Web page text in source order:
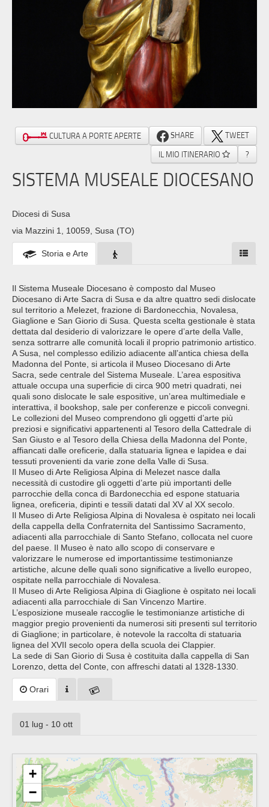
CULTURA A PORTE APERTE SHARE
TWEET
IL MIO ITINERARIO
?
SISTEMA MUSEALE DIOCESANO
Diocesi di Susa
via Mazzini 1, 10059, Susa (TO)
Storia e Arte
Il Sistema Museale Diocesano è composto dal Museo
Diocesano di Arte Sacra di Susa e da altre quattro sedi dislocate
sul territorio a Melezet, frazione di Bardonecchia, Novalesa,
Giaglione e San Giorio di Susa. Questa scelta gestionale è stata
dettata dal desiderio di valorizzare le opere d’arte della Valle,
senza sottrarre alle comunità locali il proprio patrimonio artistico.
A Susa, nel complesso edilizio adiacente all’antica chiesa della
Madonna del Ponte, si articola il Museo Diocesano di Arte
Sacra, sede centrale del Sistema Museale. L’area espositiva
attuale occupa una superficie di circa 900 metri quadrati, nei
quali sono dislocate le sale espositive, un’area multimediale e
interattiva, il bookshop, sale per conferenze e piccoli convegni.
Le collezioni del Museo comprendono gli oggetti d’arte più
preziosi e significativi appartenenti al Tesoro della Cattedrale di
San Giusto e al Tesoro della Chiesa della Madonna del Ponte,
affiancati dalle oreficerie, dalla statuaria lignea e lapidea e dai
tessuti provenienti da varie zone della Valle di Susa.
Il Museo di Arte Religiosa Alpina di Melezet nasce dalla
necessità di custodire gli oggetti d’arte più importanti delle
parrocchie della conca di Bardonecchia ed espone statuaria
lignea, oreficeria, dipinti e tessili datati dal XV al XX secolo.
Il Museo di Arte Religiosa Alpina di Novalesa è ospitato nei locali
della cappella della Confraternita del Santissimo Sacramento,
adiacenti alla parrocchiale di Santo Stefano, collocata nel cuore
del paese. Il Museo è nato allo scopo di conservare e
valorizzare le numerose ed importantissime testimonianze
artistiche, alcune delle quali sono significative a livello europeo,
ospitate nella parrocchiale di Novalesa.
Il Museo di Arte Religiosa Alpina di Giaglione è ospitato nei locali
adiacenti alla parrocchiale di San Vincenzo Martire.
L’esposizione museale raccoglie le testimonianze artistiche di
maggior pregio provenienti da numerosi siti presenti sul territorio
di Giaglione; in particolare, è notevole la raccolta di statuaria
lignea del XVII secolo opera della scuola dei Clappier.
La sede di San Giorio di Susa è costituita dalla cappella di San
Lorenzo, detta del Conte, con affreschi datati al 1328-1330.
Orari
01 lug - 10 ott
+
−